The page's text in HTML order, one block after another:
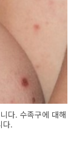
다. 수족구에 대해
다.